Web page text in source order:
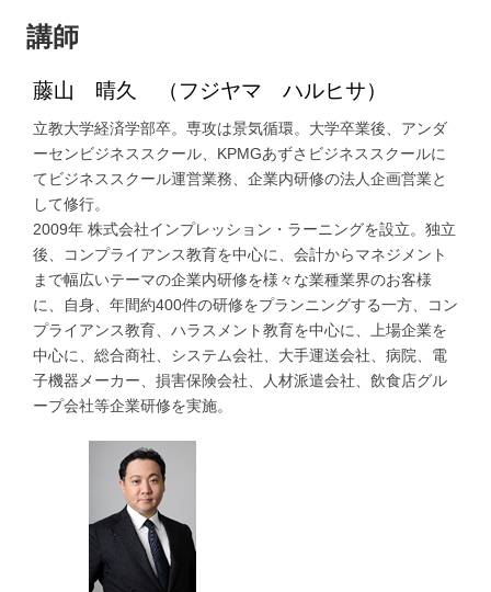
講師
藤山 晴久 （フジヤマ ハルヒサ）
立教大学経済学部卒。専攻は景気循環。大学卒業後、アンダ
ーセンビジネススクール、KPMGあずさビジネススクールに
てビジネススクール運営業務、企業内研修の法人企画営業と
して修行。
2009年 株式会社インプレッション・ラーニングを設立。独立
後、コンプライアンス教育を中心に、会計からマネジメント
まで幅広いテーマの企業内研修を様々な業種業界のお客様
に、自身、年間約400件の研修をプランニングする一方、コン
プライアンス教育、ハラスメント教育を中心に、上場企業を
中心に、総合商社、システム会社、大手運送会社、病院、電
子機器メーカー、損害保険会社、人材派遣会社、飲食店グル
ープ会社等企業研修を実施。